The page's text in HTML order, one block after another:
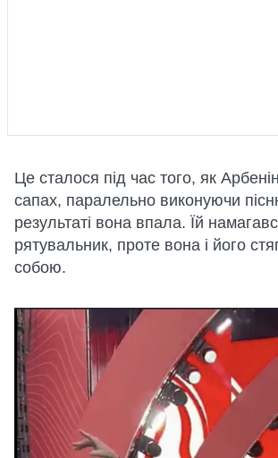
Це сталося під час того, як
сапах, паралельно виконуючи
результаті вона впала. Їй
рятувальник, проте вона і його
собою.